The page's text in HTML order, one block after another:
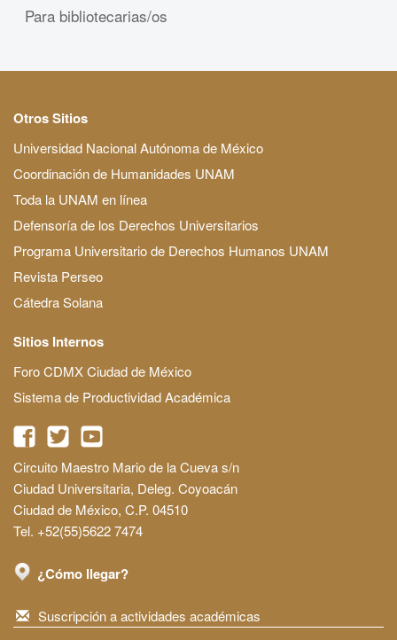
Para bibliotecarias/os
Otros Sitios
Universidad Nacional Autónoma de México
Coordinación de Humanidades UNAM
Toda la UNAM en línea
Defensoría de los Derechos Universitarios
Programa Universitario de Derechos Humanos UNAM
Revista Perseo
Cátedra Solana
Sitios Internos
Foro CDMX Ciudad de México
Sistema de Productividad Académica
Circuito Maestro Mario de la Cueva s/n
Ciudad Universitaria, Deleg. Coyoacán
Ciudad de México, C.P. 04510
Tel. +52(55)5622 7474
¿Cómo llegar?
Suscripción a actividades académicas